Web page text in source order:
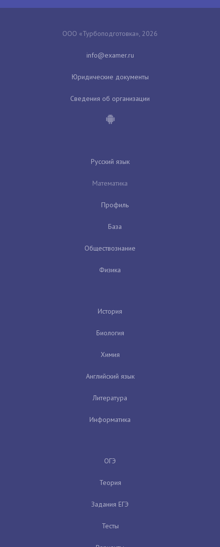
ООО «Турбоподготовка», 2026
Юридические документы
Сведения об организации
Русский язык
Математика
Профиль
База
Обществознание
Физика
История
Биология
Химия
Английский язык
Литература
Информатика
ОГЭ
Теория
Задания ЕГЭ
Тесты